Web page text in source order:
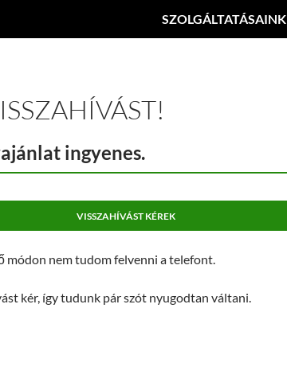
SZOLGÁLTATÁSAINK
ingyenes.
módon nem tudom felvenni a telefont.
kér, így tudunk pár szót nyugodtan váltani.